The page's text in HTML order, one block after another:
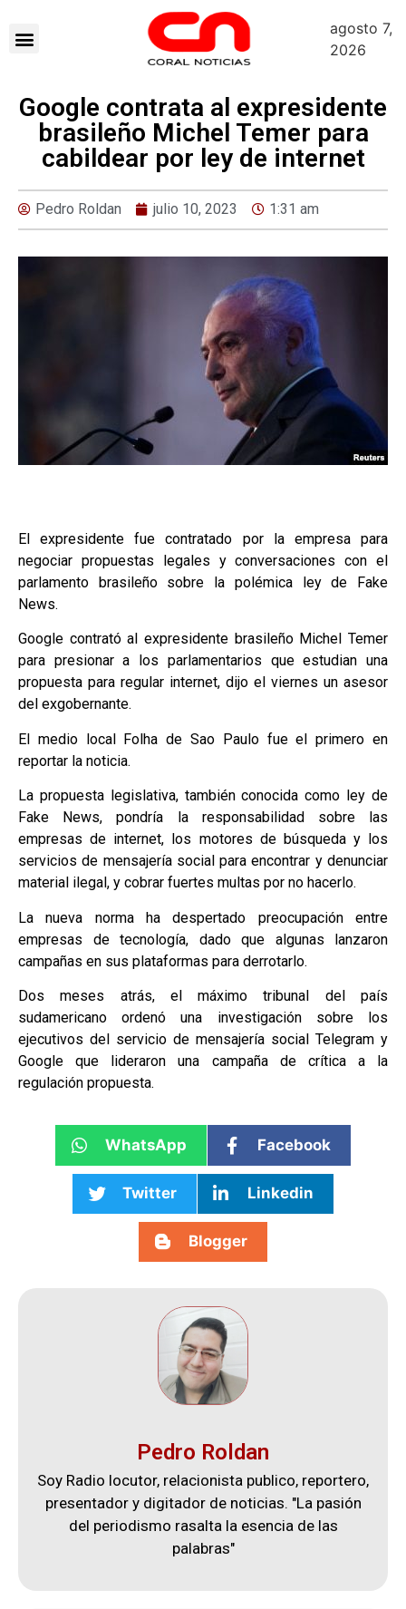
agosto 7,
2026
Google contrata al expresidente
brasileño Michel Temer para
cabildear por ley de internet
Pedro Roldan julio 10, 2023 1:31 am
El expresidente fue contratado por la empresa para
negociar propuestas legales y conversaciones con el
parlamento brasileño sobre la polémica ley de Fake
News.
Google contrató al expresidente brasileño Michel Temer
para presionar a los parlamentarios que estudian una
propuesta para regular internet, dijo el viernes un asesor
del exgobernante.
El medio local Folha de Sao Paulo fue el primero en
reportar la noticia.
La propuesta legislativa, también conocida como ley de
Fake News, pondría la responsabilidad sobre las
empresas de internet, los motores de búsqueda y los
servicios de mensajería social para encontrar y denunciar
material ilegal, y cobrar fuertes multas por no hacerlo.
La nueva norma ha despertado preocupación entre
empresas de tecnología, dado que algunas lanzaron
campañas en sus plataformas para derrotarlo.
Dos meses atrás, el máximo tribunal del país
sudamericano ordenó una investigación sobre los
ejecutivos del servicio de mensajería social Telegram y
Google que lideraron una campaña de crítica a la
regulación propuesta.
WhatsApp Facebook
Twitter Linkedin
Blogger
Pedro Roldan
Soy Radio locutor, relacionista publico, reportero,
presentador y digitador de noticias. "La pasión
del periodismo rasalta la esencia de las
palabras"